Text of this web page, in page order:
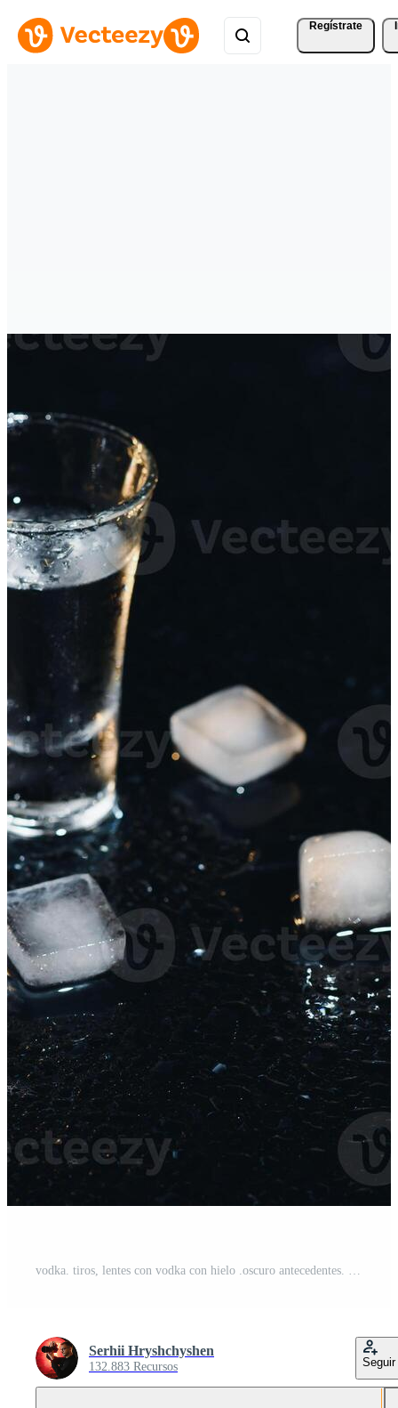
Regístrate
vodka. tiros, lentes con vodka con hielo .oscuro antecedentes. Copiar espacio .selectivo enfocar. Foto Pro
Serhii Hryshchyshen
132.883 Recursos Seguir